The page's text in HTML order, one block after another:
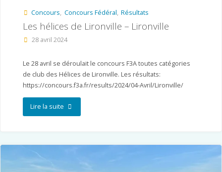
Concours, Concours Fédéral, Résultats
Les hélices de Lironville – Lironville
28 avril 2024
Le 28 avril se déroulait le concours F3A toutes catégories
de club des Hélices de Lironville. Les résultats:
https://concours.f3a.fr/results/2024/04-Avril/Lironville/
Lire la suite"Les